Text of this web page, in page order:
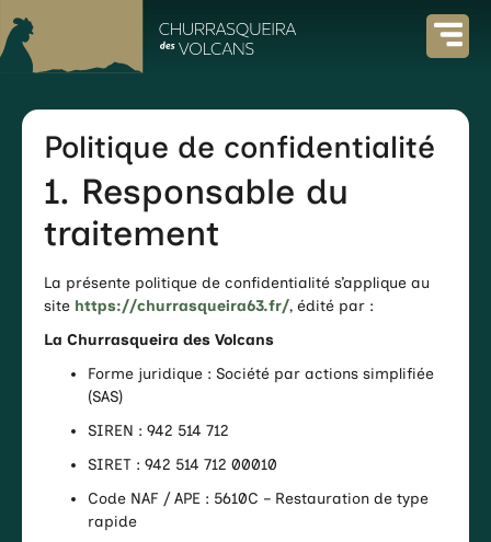
Politique de confidentialité
1. Responsable du
traitement
La présente politique de confidentialité s’applique au
site https://churrasqueira63.fr/, édité par :
La Churrasqueira des Volcans
Forme juridique : Société par actions simplifiée
(SAS)
SIREN : 942 514 712
SIRET : 942 514 712 00010
Code NAF / APE : 5610C – Restauration de type
rapide